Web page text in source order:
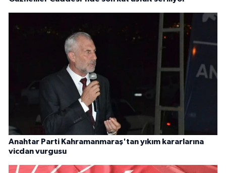
Anahtar Parti Kahramanmaraş'tan yıkım kararlarına
vicdan vurgusu